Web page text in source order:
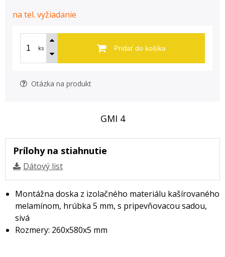
na tel. vyžiadanie
ks Pridať do košíka
Otázka na produkt
GMI 4
Prílohy na stiahnutie
Dátový list
Montážna doska z izolačného materiálu kašírovaného
melamínom, hrúbka 5 mm, s pripevňovacou sadou,
sivá
Rozmery: 260x580x5 mm